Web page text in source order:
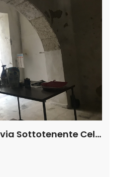
Locale in vendita in via Sottotenente Cellura 9, Licata